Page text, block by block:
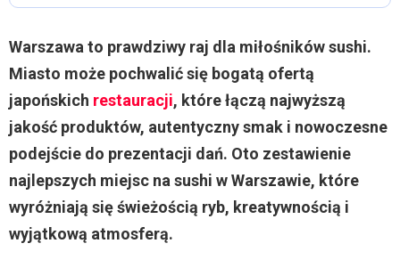
Warszawa to prawdziwy raj dla miłośników sushi.
Miasto może pochwalić się bogatą ofertą
japońskich restauracji, które łączą najwyższą
jakość produktów, autentyczny smak i nowoczesne
podejście do prezentacji dań. Oto zestawienie
najlepszych miejsc na sushi w Warszawie, które
wyróżniają się świeżością ryb, kreatywnością i
wyjątkową atmosferą.